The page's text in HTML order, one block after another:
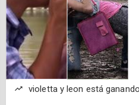
violetta y leon está